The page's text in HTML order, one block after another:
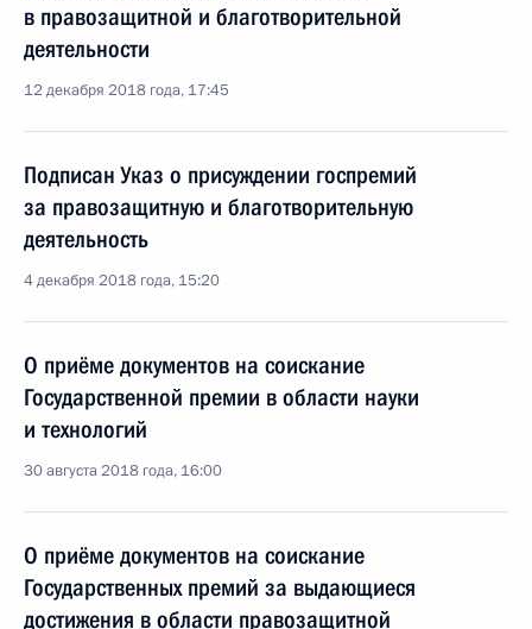
в правозащитной и благотворительной
деятельности
12 декабря 2018 года, 17:45
Подписан Указ о присуждении госпремий
за правозащитную и благотворительную
деятельность
4 декабря 2018 года, 15:20
О приёме документов на соискание
Государственной премии в области науки
и технологий
30 августа 2018 года, 16:00
О приёме документов на соискание
Государственных премий за выдающиеся
достижения в области правозащитной